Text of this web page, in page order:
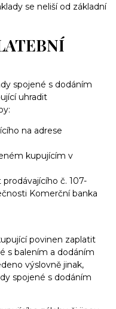
se neliší od základní
spojené s dodáním
uhradit
na adrese
kupujícím v
č. 107-
Komerční banka
povinen zaplatit
s balením a dodáním
výslovně jinak,
spojené s dodáním